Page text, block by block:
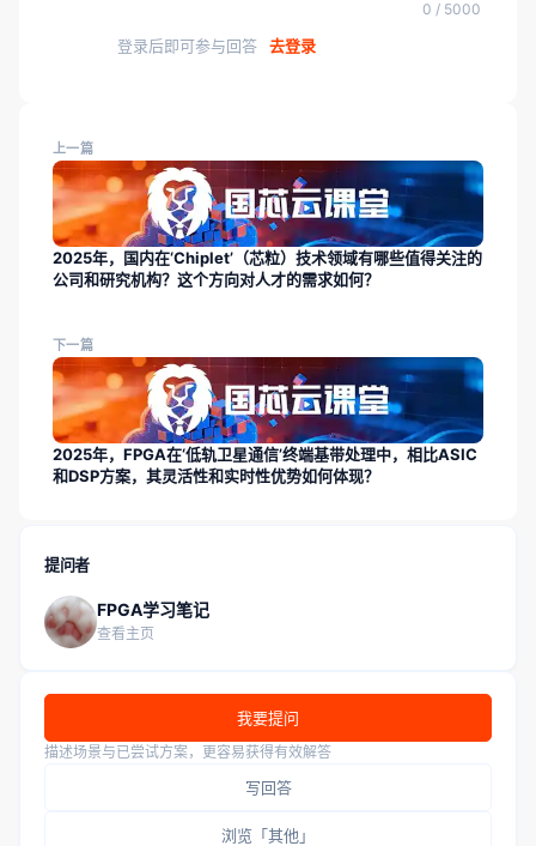
0 / 5000
登录后即可参与回答 去登录
上一篇
2025年，国内在‘Chiplet’（芯粒）技术领域有哪些值得关注的
公司和研究机构？这个方向对人才的需求如何？
下一篇
2025年，FPGA在‘低轨卫星通信’终端基带处理中，相比ASIC
和DSP方案，其灵活性和实时性优势如何体现？
提问者
FPGA学习笔记
查看主页
我要提问
描述场景与已尝试方案，更容易获得有效解答
写回答
浏览「其他」